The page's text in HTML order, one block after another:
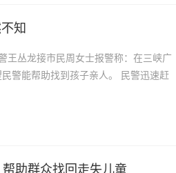
知
王丛龙接市民周女士报警称：在三峡广
警能帮助找到孩子亲人。 民警迅速赶
助群众找回走失儿童